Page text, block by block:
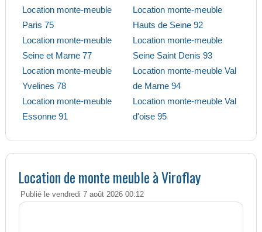
Location monte-meuble
Paris 75
Location monte-meuble
Seine et Marne 77
Location monte-meuble
Yvelines 78
Location monte-meuble
Essonne 91
Location monte-meuble
Hauts de Seine 92
Location monte-meuble
Seine Saint Denis 93
Location monte-meuble Val
de Marne 94
Location monte-meuble Val
d'oise 95
Location de monte meuble à Viroflay
Publié le vendredi 7 août 2026 00:12